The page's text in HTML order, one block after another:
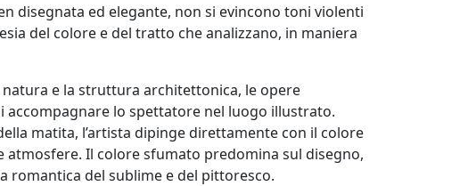
disegnata ed elegante, non si evincono toni violenti
del colore e del tratto che analizzano, in maniera
e la struttura architettonica, le opere
lo spettatore nel luogo illustrato.
matita, l’artista dipinge direttamente con il colore
atmosfere. Il colore sfumato predomina sul disegno,
romantica del sublime e del pittoresco.